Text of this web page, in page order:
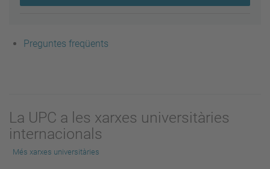
Preguntes freqüents
La UPC a les xarxes universitàries
internacionals
Més xarxes universitàries